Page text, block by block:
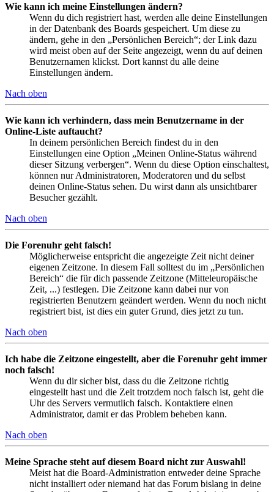
Wie kann ich meine Einstellungen ändern?
Wenn du dich registriert hast, werden alle deine Einstellungen
in der Datenbank des Boards gespeichert. Um diese zu
ändern, gehe in den „Persönlichen Bereich“; der Link dazu
wird meist oben auf der Seite angezeigt, wenn du auf deinen
Benutzernamen klickst. Dort kannst du alle deine
Einstellungen ändern.
Nach oben
Wie kann ich verhindern, dass mein Benutzername in der
Online-Liste auftaucht?
In deinem persönlichen Bereich findest du in den
Einstellungen eine Option „Meinen Online-Status während
dieser Sitzung verbergen“. Wenn du diese Option einschaltest,
können nur Administratoren, Moderatoren und du selbst
deinen Online-Status sehen. Du wirst dann als unsichtbarer
Besucher gezählt.
Nach oben
Die Forenuhr geht falsch!
Möglicherweise entspricht die angezeigte Zeit nicht deiner
eigenen Zeitzone. In diesem Fall solltest du im „Persönlichen
Bereich“ die für dich passende Zeitzone (Mitteleuropäische
Zeit, ...) festlegen. Die Zeitzone kann dabei nur von
registrierten Benutzern geändert werden. Wenn du noch nicht
registriert bist, ist dies ein guter Grund, dies jetzt zu tun.
Nach oben
Ich habe die Zeitzone eingestellt, aber die Forenuhr geht immer
noch falsch!
Wenn du dir sicher bist, dass du die Zeitzone richtig
eingestellt hast und die Zeit trotzdem noch falsch ist, geht die
Uhr des Servers vermutlich falsch. Kontaktiere einen
Administrator, damit er das Problem beheben kann.
Nach oben
Meine Sprache steht auf diesem Board nicht zur Auswahl!
Meist hat die Board-Administration entweder deine Sprache
nicht installiert oder niemand hat das Forum bislang in deine